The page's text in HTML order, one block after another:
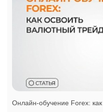
Онлайн-обучение Forex: